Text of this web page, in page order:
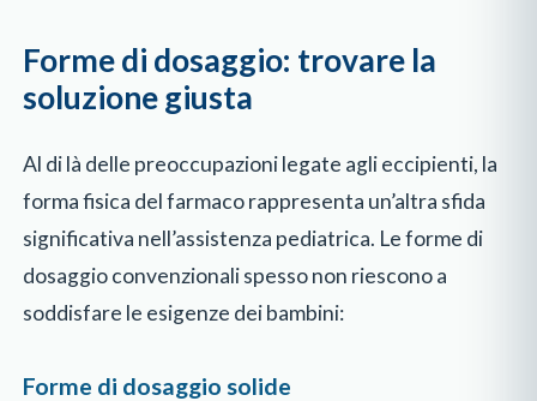
Forme di dosaggio: trovare la
soluzione giusta
Al di là delle preoccupazioni legate agli eccipienti, la
forma fisica del farmaco rappresenta un’altra sfida
significativa nell’assistenza pediatrica. Le forme di
dosaggio convenzionali spesso non riescono a
soddisfare le esigenze dei bambini:
Forme di dosaggio solide